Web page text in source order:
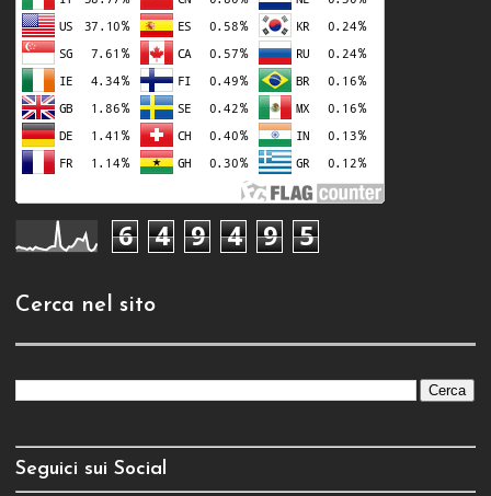
6 4 9 4 9 5
Cerca nel sito
Seguici sui Social